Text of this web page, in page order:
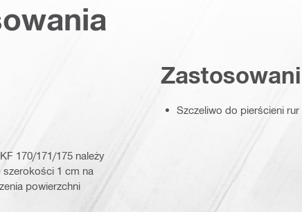
170/171/175 należy
szerokości 1 cm na
powierzchni
Szczeliwo do pierścieni rur